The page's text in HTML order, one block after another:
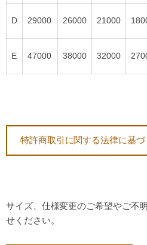
D 29000 26000 21000
E 47000 38000 32000
特許商取引に関する法律に基づ
サイズ、仕様変更のご希望やご不
せください。